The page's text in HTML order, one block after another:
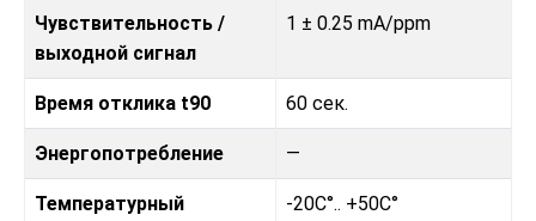
Чувствительность /
выходной сигнал
1 ± 0.25 mA/ppm
Время отклика t90 60 сек.
Энергопотребление —
Температурный
-20C°.. +50C°